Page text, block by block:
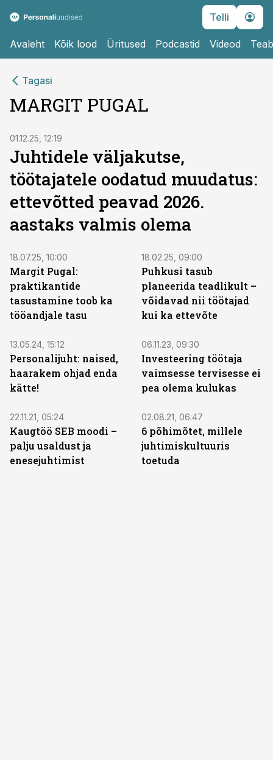
Telli
Avaleht Kõik lood Üritused Podcastid Videod
Tagasi
MARGIT PUGAL
01.12.25, 12:19
Juhtidele väljakutse,
töötajatele oodatud muudatus:
ettevõtted peavad 2026.
aastaks valmis olema
18.07.25, 10:00
Margit Pugal:
praktikantide
tasustamine toob ka
tööandjale tasu
18.02.25, 09:00
Puhkusi tasub
planeerida teadlikult –
võidavad nii töötajad
kui ka ettevõte
13.05.24, 15:12
Personalijuht: naised,
haarakem ohjad enda
kätte!
06.11.23, 09:30
Investeering töötaja
vaimsesse tervisesse ei
pea olema kulukas
22.11.21, 05:24
Kaugtöö SEB moodi –
palju usaldust ja
enesejuhtimist
02.08.21, 06:47
6 põhimõtet, millele
juhtimiskultuuris
toetuda